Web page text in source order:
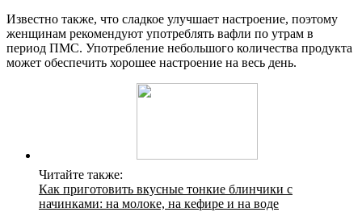
Известно также, что сладкое улучшает настроение, поэтому
женщинам рекомендуют употреблять вафли по утрам в
период ПМС. Употребление небольшого количества продукта
может обеспечить хорошее настроение на весь день.
Читайте также:
Как приготовить вкусные тонкие блинчики с
начинками: на молоке, на кефире и на воде